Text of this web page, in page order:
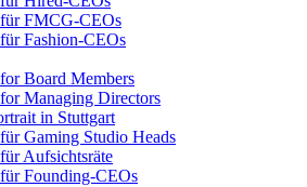
FMCG-CEOs
Fashion-CEOs
Board Members
Managing Directors
in Stuttgart
Gaming Studio Heads
Aufsichtsräte
Founding-CEOs